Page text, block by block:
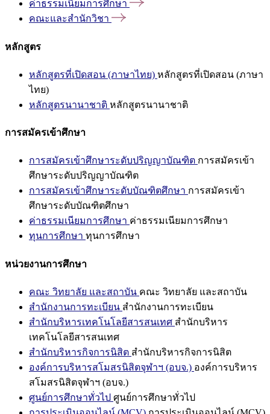
ค่าธรรมเนียมการศึกษา
คณะและสำนักวิชา
หลักสูตร
หลักสูตรที่เปิดสอน (ภาษาไทย) หลักสูตรที่เปิดสอน (ภาษา
ไทย)
หลักสูตรนานาชาติ หลักสูตรนานาชาติ
การสมัครเข้าศึกษา
การสมัครเข้าศึกษาระดับปริญญาบัณฑิต การสมัครเข้า
ศึกษาระดับปริญญาบัณฑิต
การสมัครเข้าศึกษาระดับบัณฑิตศึกษา การสมัครเข้า
ศึกษาระดับบัณฑิตศึกษา
ค่าธรรมเนียมการศึกษา ค่าธรรมเนียมการศึกษา
ทุนการศึกษา ทุนการศึกษา
หน่วยงานการศึกษา
คณะ วิทยาลัย และสถาบัน คณะ วิทยาลัย และสถาบัน
สำนักงานการทะเบียน สำนักงานการทะเบียน
สำนักบริหารเทคโนโลยีสารสนเทศ สำนักบริหาร
เทคโนโลยีสารสนเทศ
สำนักบริหารกิจการนิสิต สำนักบริหารกิจการนิสิต
องค์การบริหารสโมสรนิสิตจุฬาฯ (อบจ.) องค์การบริหาร
สโมสรนิสิตจุฬาฯ (อบจ.)
ศูนย์การศึกษาทั่วไป ศูนย์การศึกษาทั่วไป